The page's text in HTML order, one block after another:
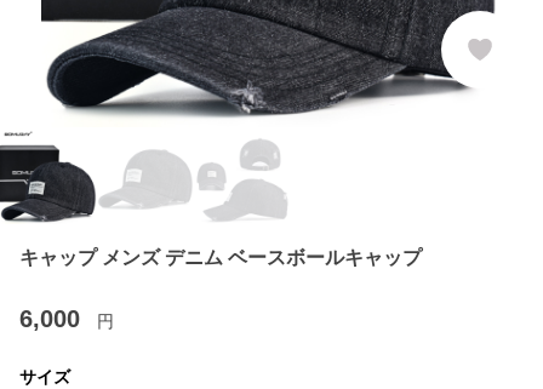
キャップ メンズ デニム ベースボールキャップ
6,000 円
サイズ